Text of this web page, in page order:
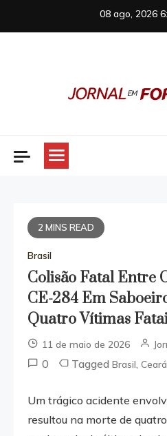
08 ago, 2026
2 MINS READ
Brasil
Colisão Fatal Entre
CE-284 Em
Quatro Vítimas
11 de maio de 2026
0 Tagged Brasil, Ceará
Um trágico acidente
resultou na morte de